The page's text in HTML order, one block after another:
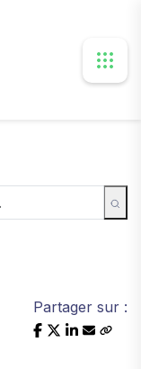
Partager sur :